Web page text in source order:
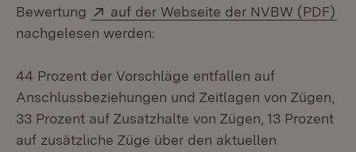
Bewertung
Extern:
auf der Webseite der NVBW (PDF)
nachgelesen werden:
44 Prozent der Vorschläge entfallen auf
Anschlussbeziehungen und Zeitlagen von Zügen,
33 Prozent auf Zusatzhalte von Zügen, 13 Prozent
auf zusätzliche Züge über den aktuellen